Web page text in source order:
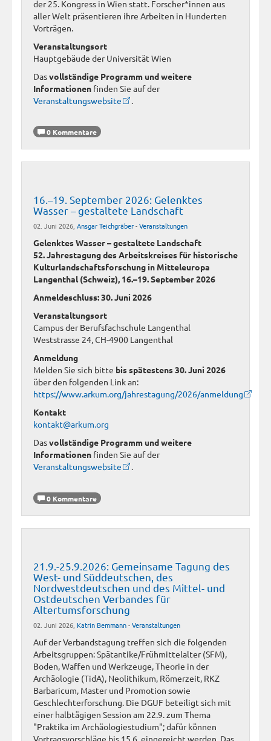
der 25. Kongress in Wien statt. Forscher*innen aus
aller Welt präsentieren ihre Arbeiten in Hunderten
Vorträgen.
Veranstaltungsort
Hauptgebäude der Universität Wien
Dasvollständige Programm und weitere
Informationen finden Sie auf der
Veranstaltungswebsite
0 Kommentare
16.–19. September 2026: Gelenktes
Wasser – gestaltete Landschaft
02. Juni 2026, Ansgar Teichgräber-Veranstaltungen
Gelenktes Wasser – gestaltete Landschaft
52. Jahrestagung des Arbeitskreises für historische
Kulturlandschaftsforschung in Mitteleuropa
Langenthal (Schweiz), 16.–19. September 2026
Anmeldeschluss: 30. Juni 2026
Veranstaltungsort
Campus der Berufsfachschule Langenthal
Weststrasse 24, CH-4900 Langenthal
Anmeldung
Melden Sie sich bitte bis spätestens 30. Juni 2026
über den folgenden Link an:
https://www.arkum.org/jahrestagung/2026/anmeldung
Kontakt
kontakt@arkum.org
Dasvollständige Programm und weitere
Informationen finden Sie auf der
Veranstaltungswebsite
.
0 Kommentare
21.9.-25.9.2026: Gemeinsame Tagung des
West- und Süddeutschen, des
Nordwestdeutschen und des Mittel- und
Ostdeutschen Verbandes für
Altertumsforschung
02. Juni 2026, Katrin Bemmann-Veranstaltungen
Auf der Verbandstagung treffen sich die folgenden
Arbeitsgruppen: Spätantike/Frühmittelalter (SFM),
Boden, Waffen und Werkzeuge, Theorie in der
Archäologie (TidA), Neolithikum, Römerzeit, RKZ
Barbaricum, Master und Promotion sowie
Geschlechterforschung. Die DGUF beteiligt sich mit
einer halbtägigen Session am 22.9. zum Thema
"Praktika im Archäologiestudium"; dafür können
Vortragsvorschläge bis 15.6. eingereicht werden. Das